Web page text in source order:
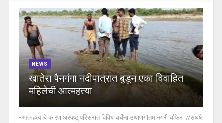
NEWS
खातेरा पैनगंगा नदीपात्रात बुडून एका विवाहित
महिलेची आत्महत्या
•आत्महत्यांचे कारण अस्पष्ट,परिसरात विविध चर्चेंना उधाणगौतम नगरी चौफेर //संघर्ष